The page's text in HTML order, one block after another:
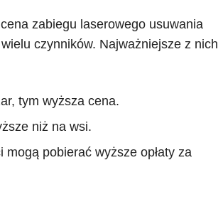
zabiegu laserowego usuwania
czynników. Najważniejsze z nich
tym wyższa cena.
niż na wsi.
pobierać wyższe opłaty za